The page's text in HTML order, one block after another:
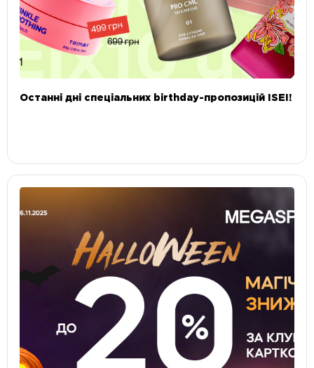
Останні дні спеціальних birthday-пропозицій ISEI!